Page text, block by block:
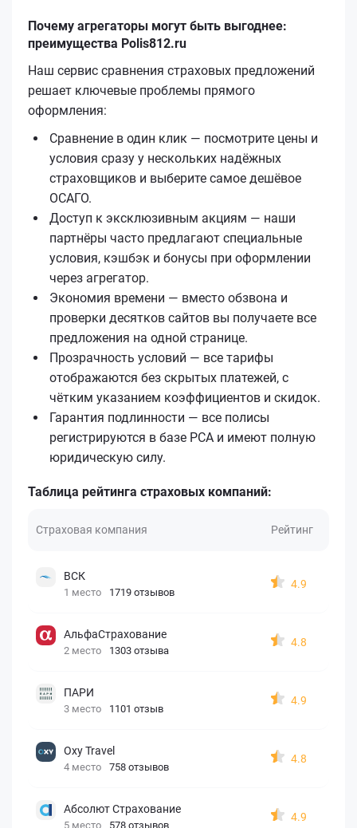
Почему агрегаторы могут быть выгоднее:
преимущества Polis812.ru
Наш сервис сравнения страховых предложений
решает ключевые проблемы прямого
оформления:
Сравнение в один клик — посмотрите цены и
условия сразу у нескольких надёжных
страховщиков и выберите самое дешёвое
ОСАГО.
Доступ к эксклюзивным акциям — наши
партнёры часто предлагают специальные
условия, кэшбэк и бонусы при оформлении
через агрегатор.
Экономия времени — вместо обзвона и
проверки десятков сайтов вы получаете все
предложения на одной странице.
Прозрачность условий — все тарифы
отображаются без скрытых платежей, с
чётким указанием коэффициентов и скидок.
Гарантия подлинности — все полисы
регистрируются в базе РСА и имеют полную
юридическую силу.
Таблица рейтинга страховых компаний:
Страховая компания Рейтинг
ВСК
1 место 1719 отзывов
4.9
АльфаСтрахование
2 место 1303 отзыва
4.8
ПАРИ
3 место 1101 отзыв
4.9
Oxy Travel
4 место 758 отзывов
4.8
Абсолют Страхование
5 место 578 отзывов
4.9